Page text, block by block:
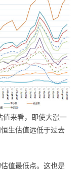
值来看，即使大涨一
生估值远低于过去
值最低点。这也是